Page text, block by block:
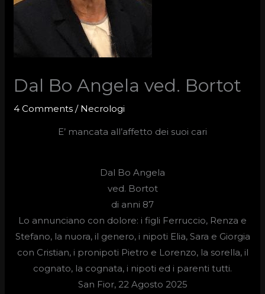
Dal Bo Angela ved. Bortot
4 Comments / Necrologi
E’ mancata all’affetto dei suoi cari
Dal Bo Angela
ved. Bortot
di anni 87
Lo annunciano con dolore: i figli Ferruccio, Renza e
Stefano, la nuora, il genero, i nipoti Elia, Sara e Giorgia
con Cristian, i pronipoti Pietro e Lorenzo, la sorella, il
cognato, la cognata, i nipoti ed i parenti tutti.
San Fior, 22 Agosto 2025